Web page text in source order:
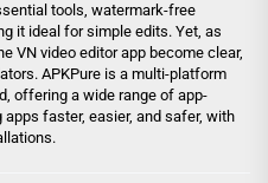
tools, watermark-free
it ideal for simple edits. Yet, as
VN video editor app become clear,
APKPure is a multi-platform
offering a wide range of app-
faster, easier, and safer, with